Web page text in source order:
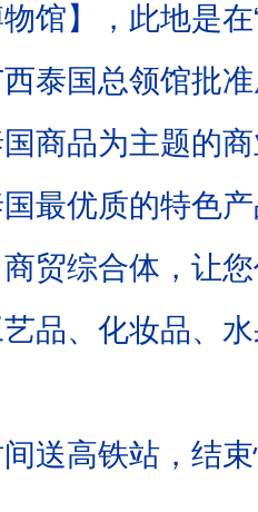
馆】，此地是
泰国总领馆批
商品为主题的
最优质的特色
贸综合体，让
品、化妆品、
送高铁站，结